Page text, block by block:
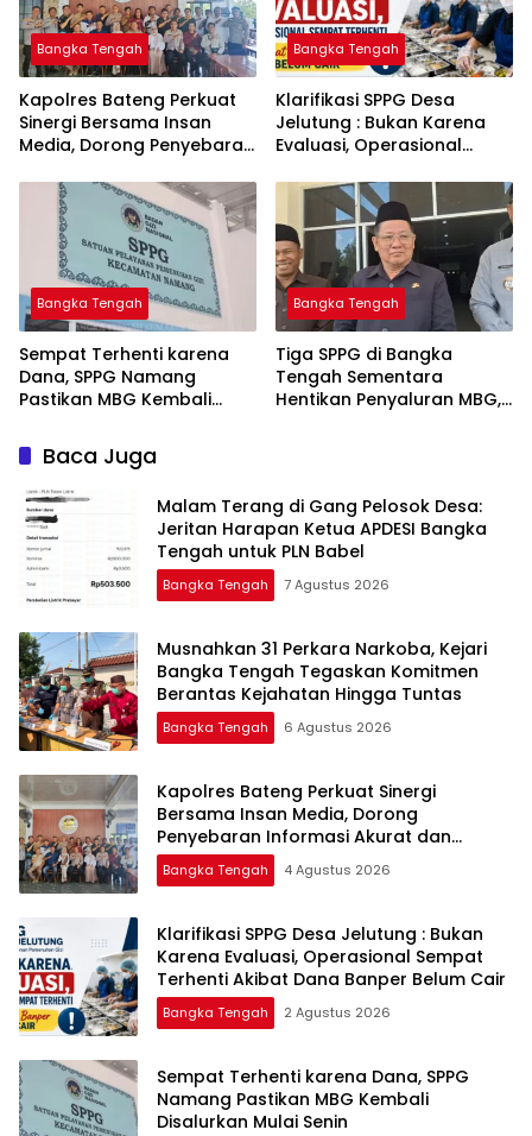
Bangka Tengah
‎Kapolres Bateng Perkuat
Sinergi Bersama Insan
Media, Dorong Penyebaran
Layanan Polri 110
Bangka Tengah
‎Klarifikasi SPPG Desa
Jelutung : Bukan Karena
Evaluasi, Operasional
Dana Banper Belum Cair
Bangka Tengah
‎Sempat Terhenti karena
Dana, SPPG Namang
Pastikan MBG Kembali
Bangka Tengah
‎Tiga SPPG di Bangka
Tengah Sementara
Hentikan Penyaluran MBG,
Baca Juga
Malam Terang di Gang Pelosok Desa:
Jeritan Harapan Ketua APDESI Bangka
Tengah untuk PLN Babel
Bangka Tengah 7 Agustus 2026
Musnahkan 31 Perkara Narkoba, Kejari
Bangka Tengah Tegaskan Komitmen
Berantas Kejahatan Hingga Tuntas
Bangka Tengah 6 Agustus 2026
‎Kapolres Bateng Perkuat Sinergi
Bersama Insan Media, Dorong
Penyebaran Informasi Akurat dan
Layanan Polri 110
Bangka Tengah 4 Agustus 2026
‎Klarifikasi SPPG Desa Jelutung : Bukan
Karena Evaluasi, Operasional Sempat
Terhenti Akibat Dana Banper Belum Cair
Bangka Tengah 2 Agustus 2026
‎Sempat Terhenti karena Dana, SPPG
Namang Pastikan MBG Kembali
Disalurkan Mulai Senin